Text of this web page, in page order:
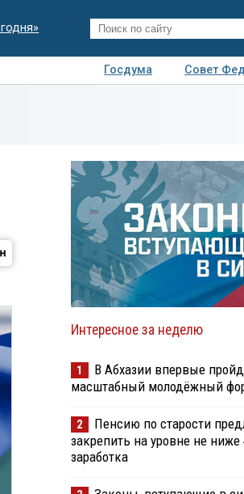
Госдума
Совет
Интересное за неделю
1
В Абхазии впервые
масштабный молодёжный
2
Пенсию по старости
закрепить на уровне не ниже
заработка